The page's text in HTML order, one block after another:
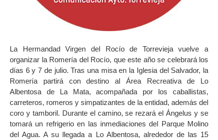
La Hermandad Virgen del Rocío de Torrevieja vuelve a
organizar la Romería del Rocío, que este año se celebrará los
días 6 y 7 de julio. Tras una misa en la Iglesia del Salvador, la
Romería partirá con destino al Área Recreativa de Lo
Albentosa de La Mata, acompañada por los caballistas,
carreteros, romeros y simpatizantes de la entidad, además del
coro y tamboril. Durante el camino, se rezará el Ángelus y se
tomará un refrigerio en las inmediaciones del Parque Molino
del Agua. A su llegada a Lo Albentosa, alrededor de las 15